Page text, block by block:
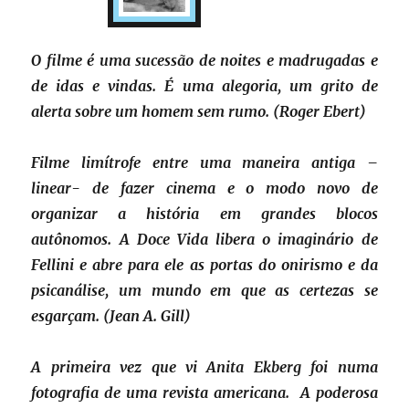
O filme é uma sucessão de noites e madrugadas e
de idas e vindas. É uma alegoria, um grito de
alerta sobre um homem sem rumo. (Roger Ebert)
Filme limítrofe entre uma maneira antiga –
linear- de fazer cinema e o modo novo de
organizar a história em grandes blocos
autônomos. A Doce Vida libera o imaginário de
Fellini e abre para ele as portas do onirismo e da
psicanálise, um mundo em que as certezas se
esgarçam. (Jean A. Gill)
A primeira vez que vi Anita Ekberg foi numa
fotografia de uma revista americana. A poderosa